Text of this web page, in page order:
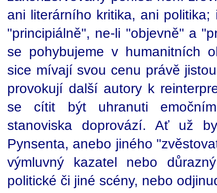
ani literárního kritika, ani
"principiálně", ne-li "objevně" a
se pohybujeme v humanitních
sice mívají svou cenu právě
provokují další autory k
se cítit být uhranuti
stanoviska doprovází. Ať už
Pynsenta, anebo jiného
výmluvný kazatel nebo
politické či jiné scény, nebo